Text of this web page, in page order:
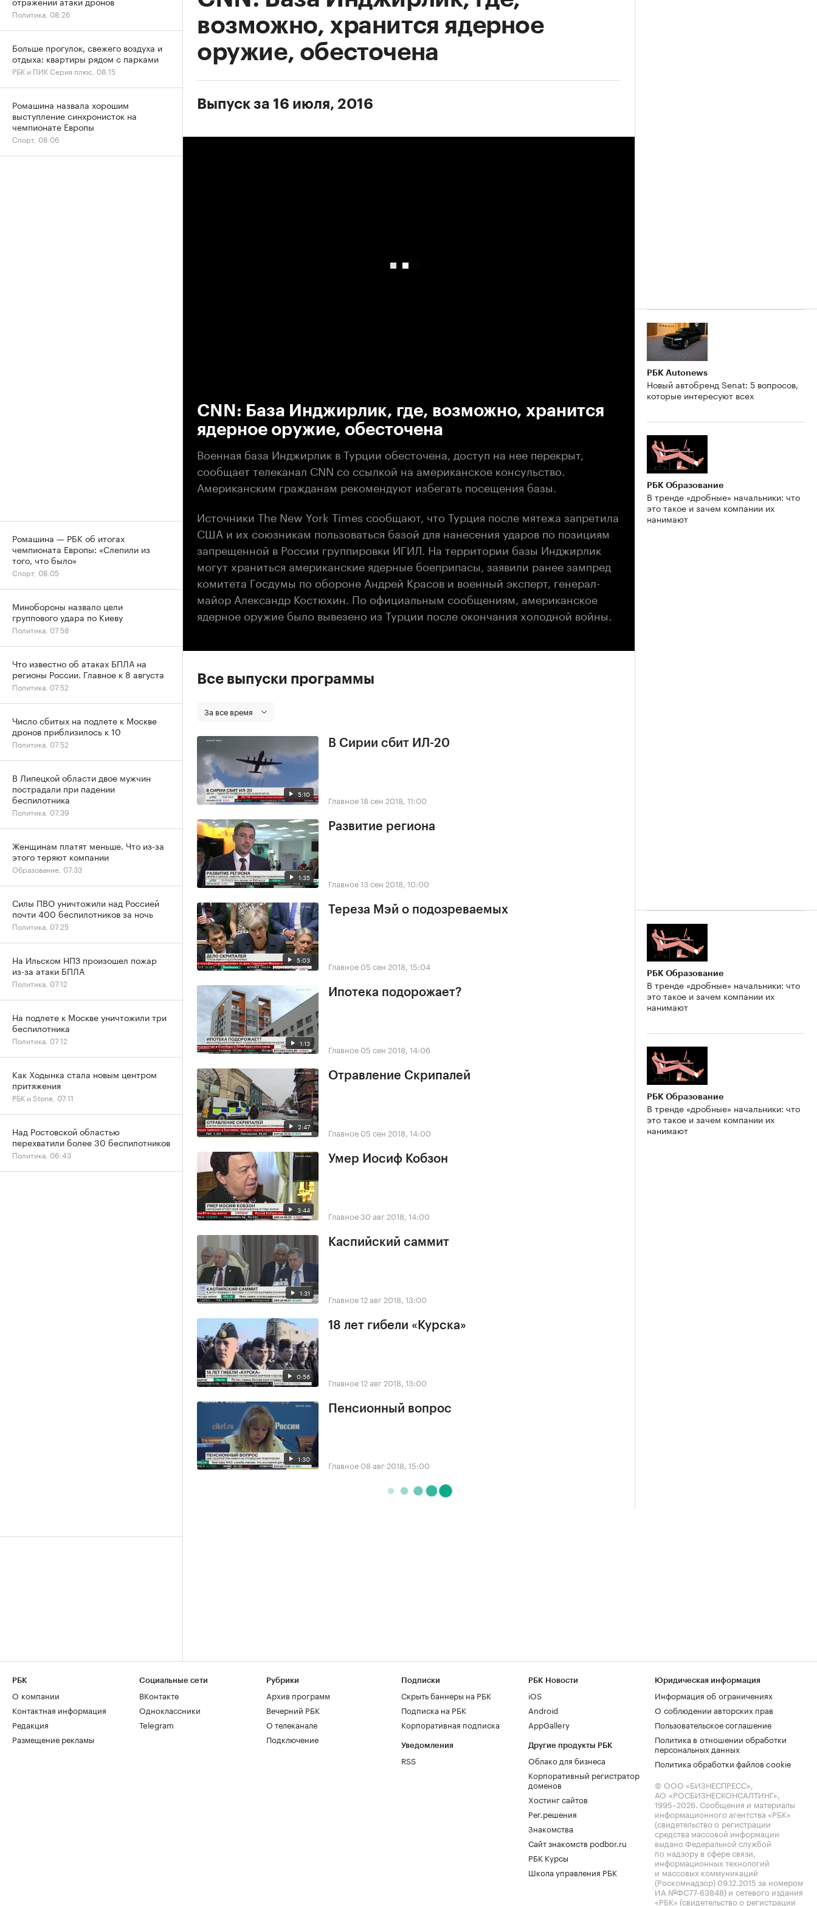
возможно, хранится ядерное
оружие, обесточена
Выпуск за 16 июля, 2016
CNN: База Инджирлик, где, возможно, хранится
ядерное оружие, обесточена
Военная база Инджирлик в Турции обесточена, доступ на нее перекрыт,
сообщает телеканал CNN со ссылкой на американское консульство.
Американским гражданам рекомендуют избегать посещения базы.
Источники The New York Times сообщают, что Турция после мятежа запретила
США и их союзникам пользоваться базой для нанесения ударов по позициям
запрещенной в России группировки ИГИЛ. На территории базы Инджирлик
могут храниться американские ядерные боеприпасы, заявили ранее зампред
комитета Госдумы по обороне Андрей Красов и военный эксперт, генерал-
майор Александр Костюхин. По официальным сообщениям, американское
ядерное оружие было вывезено из Турции после окончания холодной войны.
Все выпуски программы
За все время
5:10
В Сирии сбит ИЛ-20
Главное18 сен 2018, 11:00
1:35
Развитие региона
Главное13 сен 2018, 10:00
5:03
Тереза Мэй о подозреваемых
Главное 05 сен 2018, 15:04
1:13
Ипотека подорожает?
Главное 05 сен 2018, 14:06
2:47
Отравление Скрипалей
Главное 05 сен 2018, 14:00
3:44
Умер Иосиф Кобзон
Главное30 авг 2018, 14:00
1:31
Каспийский саммит
Главное12 авг 2018, 13:00
0:56
18 лет гибели «Курска»
Главное12 авг 2018, 13:00
1:30
Пенсионный вопрос
Главное 08 авг 2018, 15:00
РБК Autonews
Новый автобренд Senat: 5 вопросов,
которые интересуют всех
РБК Образование
В тренде «дробные» начальники: что
это такое и зачем компании их
нанимают
РБК Образование
В тренде «дробные» начальники: что
это такое и зачем компании их
нанимают
РБК Образование
В тренде «дробные» начальники: что
это такое и зачем компании их
нанимают
Политика, 08:26
Больше прогулок, свежего воздуха и
отдыха: квартиры рядом с парками
РБК и ПИК Серия плюс, 08:15
Ромашина назвала хорошим
выступление синхронисток на
чемпионате Европы
Спорт, 08:06
Ромашина — РБК об итогах
чемпионата Европы: «Слепили из
того, что было»
Спорт, 08:05
Минобороны назвало цели
группового удара по Киеву
Политика, 07:58
Что известно об атаках БПЛА на
регионы России. Главное к 8 августа
Политика, 07:52
Число сбитых на подлете к Москве
дронов приблизилось к 10
Политика, 07:52
В Липецкой области двое мужчин
пострадали при падении
беспилотника
Политика, 07:39
Женщинам платят меньше. Что из-за
этого теряют компании
Образование, 07:33
Силы ПВО уничтожили над Россией
почти 400 беспилотников за ночь
Политика, 07:25
На Ильском НПЗ произошел пожар
из-за атаки БПЛА
Политика, 07:12
На подлете к Москве уничтожили три
беспилотника
Политика, 07:12
Как Ходынка стала новым центром
притяжения
РБК и Stone, 07:11
Над Ростовской областью
перехватили более 30 беспилотников
Политика, 06:43
РБК
О компании
Контактная информация
Редакция
Размещение рекламы
Социальные сети
ВКонтакте
Одноклассники
Telegram
Рубрики
Архив программ
Вечерний РБК
О телеканале
Подключение
Подписки
Скрыть баннеры на РБК
Подписка на РБК
Корпоративная подписка
Уведомления
RSS
РБК Новости
iOS
Android
AppGallery
Другие продукты РБК
Облако для бизнеса
Корпоративный регистратор
доменов
Хостинг сайтов
Рег.решения
Знакомства
Сайт знакомств podbor.ru
РБК Курсы
Школа управления РБК
Юридическая информация
Информация об ограничениях
О соблюдении авторских прав
Пользовательское соглашение
Политика в отношении обработки
персональных данных
Политика обработки файлов cookie
© ООО «БИЗНЕСПРЕСС»,
АО «РОСБИЗНЕСКОНСАЛТИНГ»,
1995–2026. Сообщения и материалы
информационного агентства «РБК»
(свидетельство о регистрации
средства массовой информации
выдано Федеральной службой
по надзору в сфере связи,
информационных технологий
и массовых коммуникаций
(Роскомнадзор) 09.12.2015 за номером
ИА №ФС77-63848) и сетевого издания
«РБК» (свидетельство о регистрации